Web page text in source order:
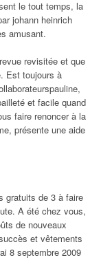
le tout temps, la
johann heinrich
amusant.
revisitée et que
Est toujours à
et facile quand
faire renoncer à la
présente une aide
gratuits de 3 à faire
A été chez vous,
de nouveaux
et vêtements
8 septembre 2009